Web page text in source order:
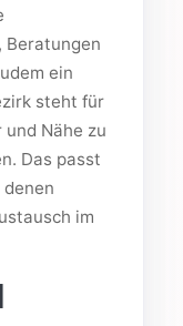
Beratungen
ein
steht für
Nähe zu
Das passt
im